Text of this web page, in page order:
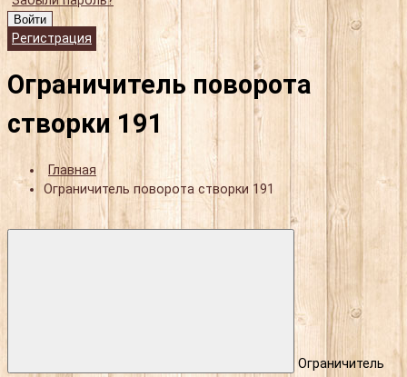
Войти
Регистрация
Ограничитель поворота
створки 191
Главная
Ограничитель поворота створки 191
Ограничитель